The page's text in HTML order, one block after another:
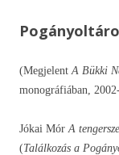
(Megjelent A Bükki
monográfiában, 2002-
Jókai Mór A
(Találkozás a